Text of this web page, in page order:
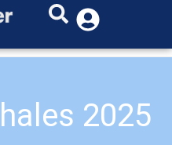
2025